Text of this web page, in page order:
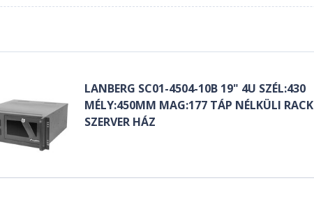
LANBERG SC01-4504-10B 19" 4U SZÉL:430
MÉLY:450MM MAG:177 TÁP NÉLKÜLI RACK
SZERVER HÁZ